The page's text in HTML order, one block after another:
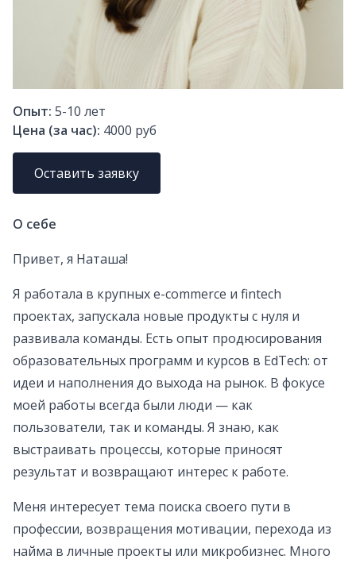
Опыт: 5-10 лет
Цена (за час): 4000 руб
Оставить заявку
О себе
Привет, я Наташа!
Я работала в крупных e-commerce и fintech
проектах, запускала новые продукты с нуля и
развивала команды. Есть опыт продюсирования
образовательных программ и курсов в EdTech: от
идеи и наполнения до выхода на рынок. В фокусе
моей работы всегда были люди — как
пользователи, так и команды. Я знаю, как
выстраивать процессы, которые приносят
результат и возвращают интерес к работе.
Меня интересует тема поиска своего пути в
профессии, возвращения мотивации, перехода из
найма в личные проекты или микробизнес. Много